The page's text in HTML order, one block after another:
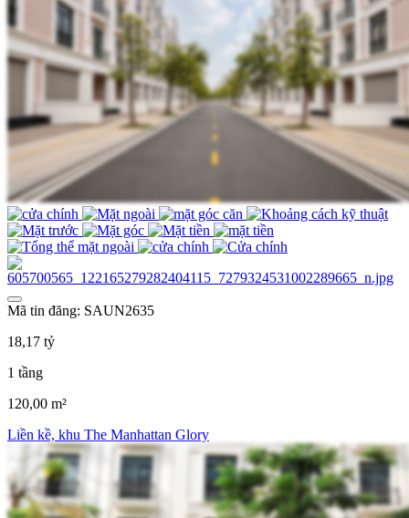
Mã tin đăng: SAUN2635
18,17 tỷ
1 tầng
120,00 m²
Liền kề, khu The Manhattan Glory